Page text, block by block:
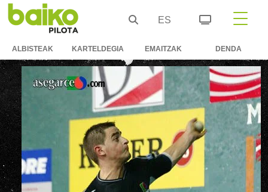
ES
ALBISTEAK KARTELDEGIA EMAITZAK DENDA